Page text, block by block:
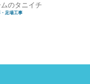
のタニイチ
足場工事